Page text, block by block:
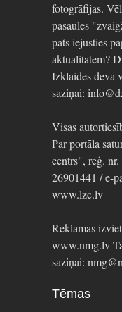
fotogrāfijas.
pasaules
pats iejusties
aktualitātēm?
Izklaides deva
saziņai:
Visas
Par portāla
centrs", reģ.
26901441 / e-
www.lzc.lv
Reklāmas
www.nmg.lv
saziņai:
Tēmas